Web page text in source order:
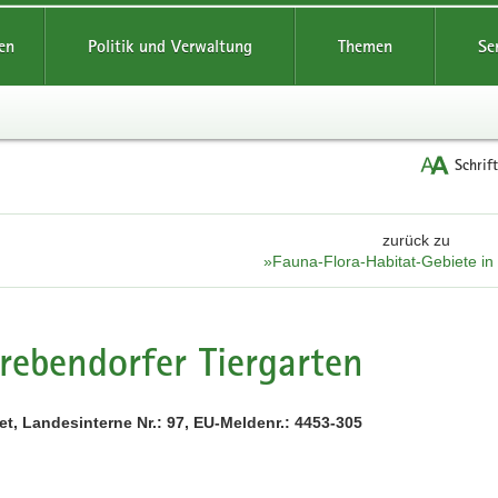
Politik und Verwaltung Themen
zurück zu
»Fauna-Flora-Habitat-Gebiete in
Tiergarten
Landesinterne Nr.: 97, EU-Meldenr.: 4453-305